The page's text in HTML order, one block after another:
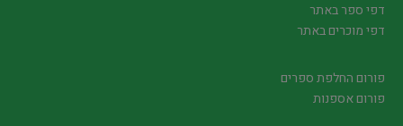
דפי ספר באתר
דפי מוכרים באתר
פורום החלפת ספרים
פורום אספנות